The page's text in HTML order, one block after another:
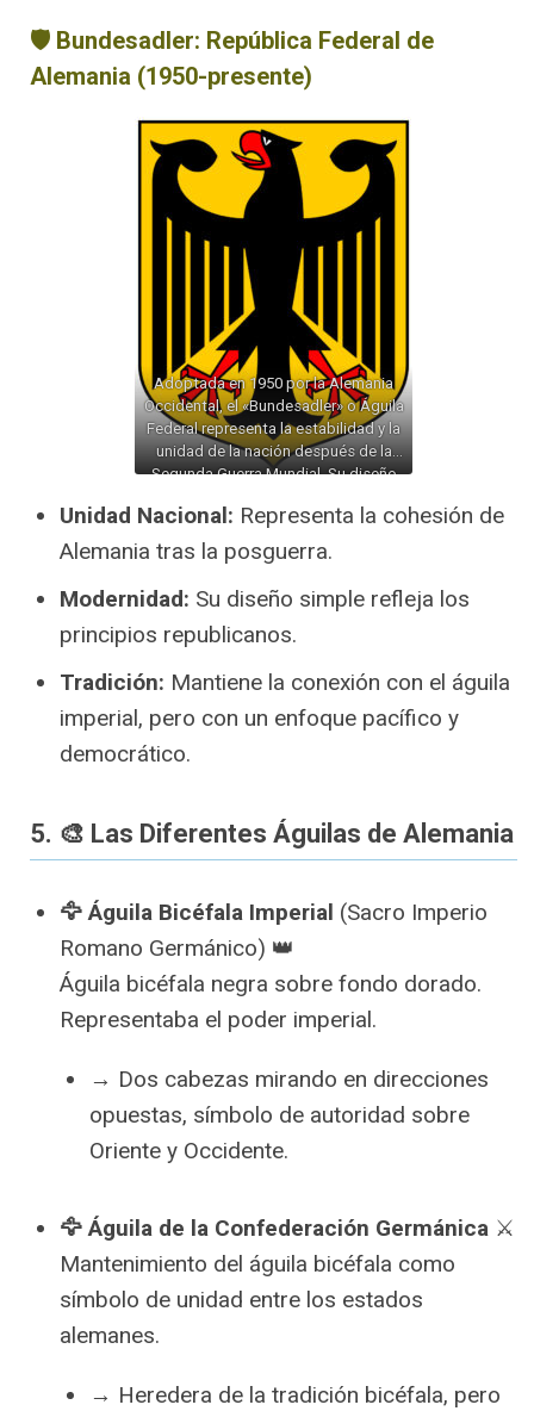
🛡️ Bundesadler: República Federal de
Alemania (1950-presente)
Adoptada en 1950 por la Alemania
Occidental, el «Bundesadler» o Águila
Federal representa la estabilidad y la
unidad de la nación después de la
Segunda Guerra Mundial. Su diseño
transición hacia una Alemania
democrática y moderna, reflejando la
identidad republicana del país.
Unidad Nacional: Representa la cohesión de
Alemania tras la posguerra.
Modernidad: Su diseño simple refleja los
principios republicanos.
Tradición: Mantiene la conexión con el águila
imperial, pero con un enfoque pacífico y
democrático.
5. 🎨 Las Diferentes Águilas de Alemania
🦅 Águila Bicéfala Imperial (Sacro Imperio
Romano Germánico) 👑
Águila bicéfala negra sobre fondo dorado.
Representaba el poder imperial.
→ Dos cabezas mirando en direcciones
opuestas, símbolo de autoridad sobre
Oriente y Occidente.
🦅 Águila de la Confederación Germánica ⚔️
Mantenimiento del águila bicéfala como
símbolo de unidad entre los estados
alemanes.
→ Heredera de la tradición bicéfala, pero